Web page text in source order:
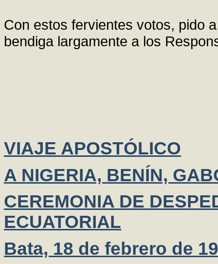
Con estos fervientes votos, pido
bendiga largamente a los
VIAJE APOSTÓLICO
A NIGERIA, BENÍN,
CEREMONIA DE
ECUATORIAL
Bata, 18 de febrero de